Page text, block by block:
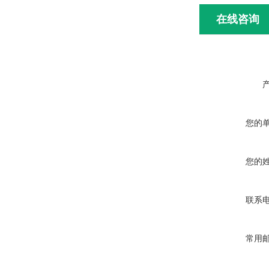
在线咨询
您的
您的
联系
常用